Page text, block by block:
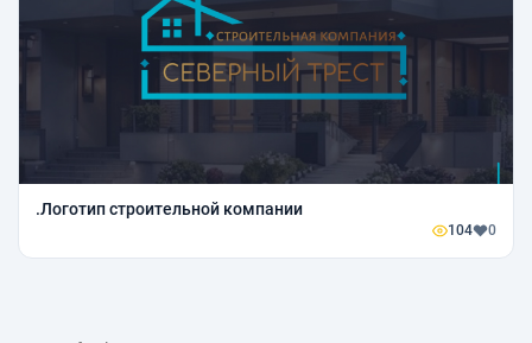
.Логотип строительной компании
104 0